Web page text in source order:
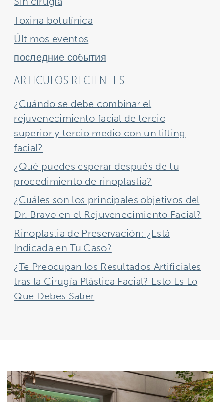
Toxina botulínica
Últimos eventos
последние события
ARTICULOS RECIENTES
¿Cuándo se debe combinar el
rejuvenecimiento facial de tercio
superior y tercio medio con un lifting
facial?
¿Qué puedes esperar después de tu
procedimiento de rinoplastia?
¿Cuáles son los principales objetivos del
Dr. Bravo en el Rejuvenecimiento Facial?
Rinoplastia de Preservación: ¿Está
Indicada en Tu Caso?
¿Te Preocupan los Resultados Artificiales
tras la Cirugía Plástica Facial? Esto Es Lo
Que Debes Saber